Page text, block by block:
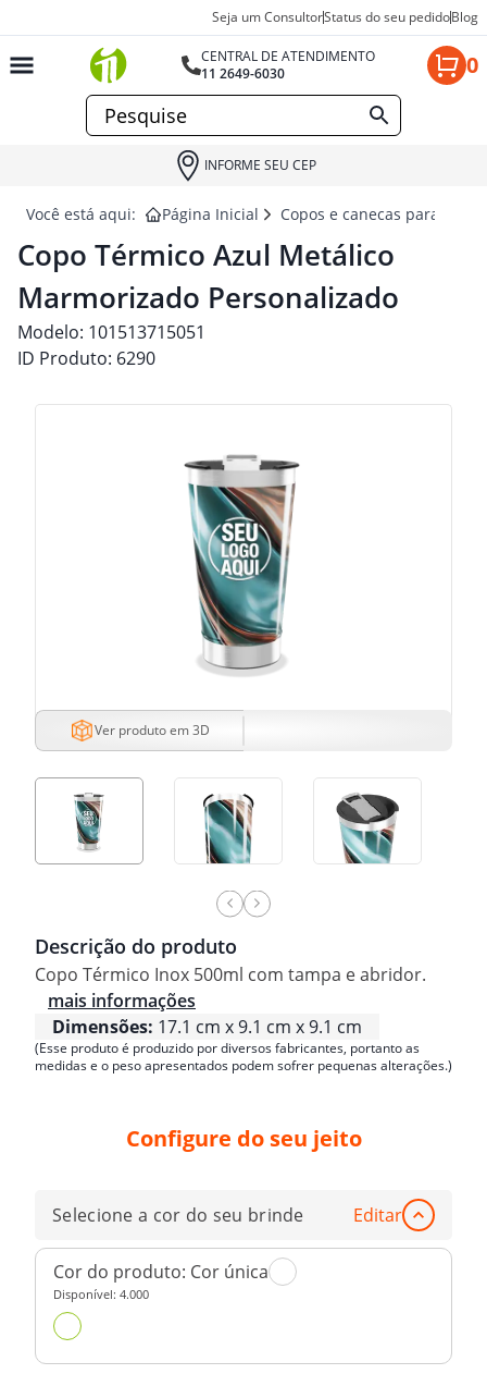
Seja um ConsultorStatus do seu pedidoBlog
CENTRAL DE ATENDIMENTO
11 2649-6030
0
INFORME SEU CEP
Você está aqui: Página Inicial Copos e canecas para
Copo Térmico Azul Metálico
Marmorizado Personalizado
Modelo: 101513715051
ID Produto: 6290
Ver produto em 3D
Descrição do produto
Copo Térmico Inox 500ml com tampa e abridor.
mais informações
Dimensões: 17.1 cm x 9.1 cm x 9.1 cm
(Esse produto é produzido por diversos fabricantes, portanto as
medidas e o peso apresentados podem sofrer pequenas alterações.)
Configure do seu jeito
Selecione a cor do seu brinde Editar
Cor do produto: Cor única
Disponível: 4.000